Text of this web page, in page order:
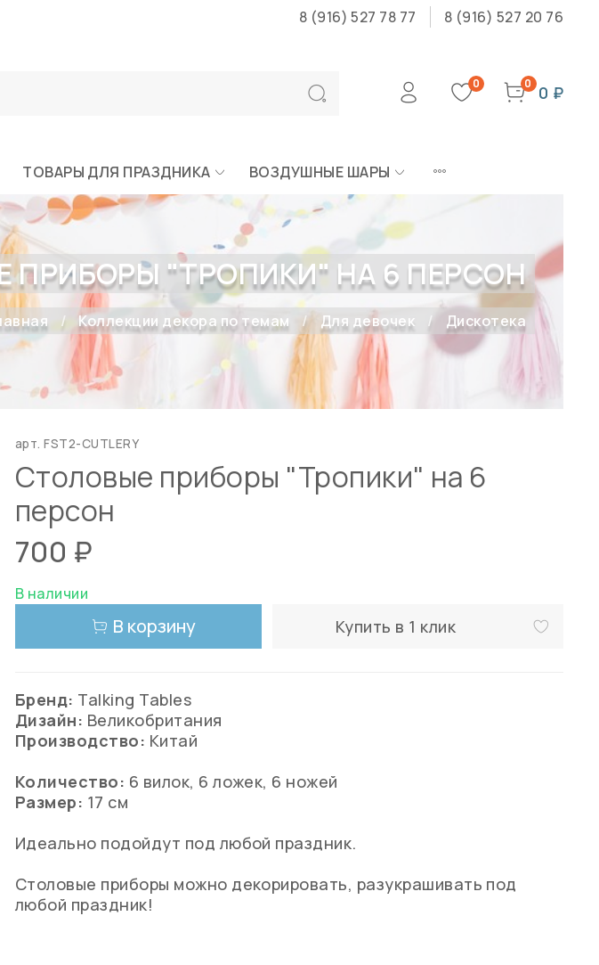
8 (916) 527 78 77 8 (916) 527 20 76
0 0 0 ₽
ТОВАРЫ ДЛЯ ПРАЗДНИКА ВОЗДУШНЫЕ ШАРЫ
ПРИБОРЫ "ТРОПИКИ" НА 6 ПЕРСОН
Коллекции декора по темам Для девочек Дискотека
арт.FST2-CUTLERY
Столовые приборы "Тропики" на 6
персон
700 ₽
В наличии
В корзину Купить в 1 клик
Бренд: Talking Tables
Дизайн: Великобритания
Производство: Китай
Количество: 6 вилок, 6 ложек, 6 ножей
Размер: 17 см
Идеально подойдут под любой праздник.
Столовые приборы можно декорировать, разукрашивать под
любой праздник!